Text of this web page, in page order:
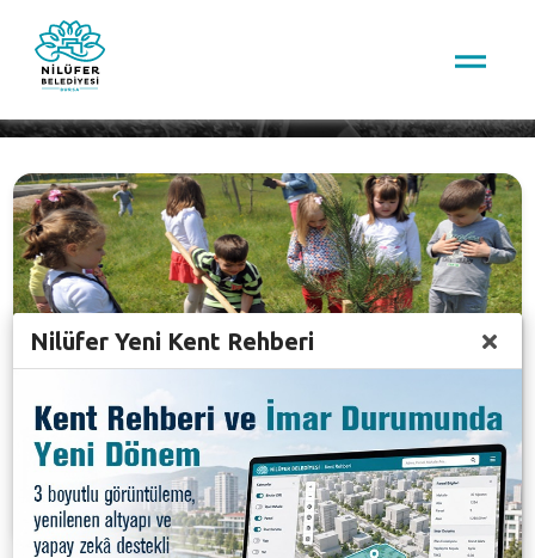
Ağaçlandırma Çalışmaları
Nilüfer Yeni Kent Rehberi